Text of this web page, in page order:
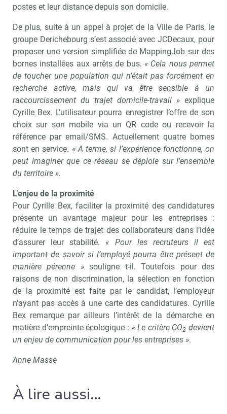
postes et leur distance depuis son domicile.
De plus, suite à un appel à projet de la Ville de Paris, le
groupe Derichebourg s’est associé avec JCDecaux, pour
proposer une version simplifiée de MappingJob sur des
bornes installées aux arrêts de bus. « Cela nous permet
de toucher une population qui n’était pas forcément en
recherche active, mais qui va être sensible à un
raccourcissement du trajet domicile-travail » explique
Cyrille Bex. L’utilisateur pourra enregistrer l’offre de son
choix sur son mobile via un QR code ou recevoir la
référence par email/SMS. Actuellement quatre bornes
sont en service. « A terme, si l’expérience fonctionne, on
peut imaginer que ce réseau se déploie sur l’ensemble
du territoire ».
L’enjeu de la proximité
Pour Cyrille Bex, faciliter la proximité des candidatures
présente un avantage majeur pour les entreprises :
réduire le temps de trajet des collaborateurs dans l’idée
d’assurer leur stabilité. « Pour les recruteurs il est
important de savoir si l’employé pourra être présent de
manière pérenne »souligne t-il. Toutefois pour des
raisons de non discrimination, la sélection en fonction
de la proximité est faite par le candidat, l’employeur
n’ayant pas accès à une carte des candidatures. Cyrille
Bex remarque par ailleurs l’intérêt de la démarche en
matière d’empreinte écologique : « Le critère CO2 devient
un enjeu de communication pour les entreprises ».
Anne Masse
À lire aussi…